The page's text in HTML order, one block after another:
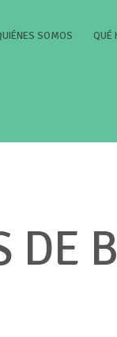
SOMOS QUÉ
DE